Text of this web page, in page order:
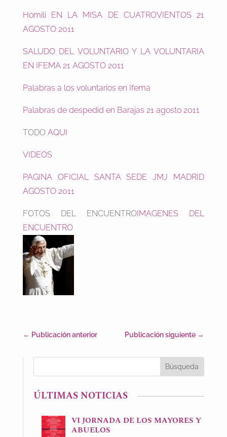
Homili EN LA MISA DE CUATROVIENTOS 21
AGOSTO 2011
SALUDO DEL VOLUNTARIO Y LA VOLUNTARIA
EN IFEMA 21 AGOSTO 2011
Palabras a los voluntarios en Ifema
Palabras de despedid en Barajas 21 agosto 2011
TODO AQUI
VIDEOS
PAGINA OFICIAL SANTA SEDE JMJ MADRID
AGOSTO 2011
FOTOS DEL ENCUENTROIMAGENES DEL
ENCUENTRO
← Publicación anterior Publicación siguiente →
ÚLTIMAS NOTICIAS
VI JORNADA DE LOS MAYORES Y
ABUELOS